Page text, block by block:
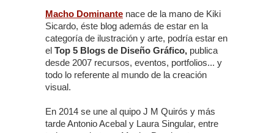
Macho Dominante nace de la mano de Kiki
Sicardo, éste blog además de estar en la
categoría de ilustración y arte, podría estar en
el Top 5 Blogs de Diseño Gráfico, publica
desde 2007 recursos, eventos, portfolios... y
todo lo referente al mundo de la creación
visual.
En 2014 se une al quipo J M Quirós y más
tarde Antonio Acebal y Laura Singular, entre